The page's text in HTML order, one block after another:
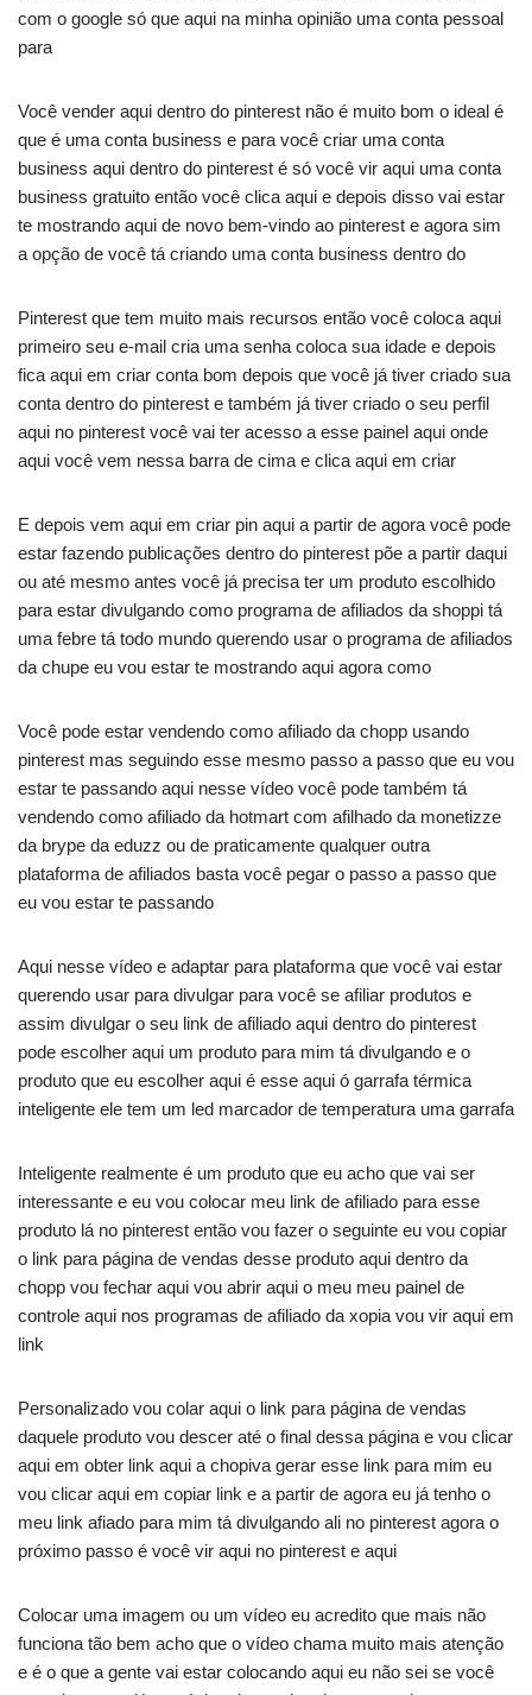
com o google só que aqui na minha opinião uma conta pessoal
para
Você vender aqui dentro do pinterest não é muito bom o ideal é
que é uma conta business e para você criar uma conta
business aqui dentro do pinterest é só você vir aqui uma conta
business gratuito então você clica aqui e depois disso vai estar
te mostrando aqui de novo bem-vindo ao pinterest e agora sim
a opção de você tá criando uma conta business dentro do
Pinterest que tem muito mais recursos então você coloca aqui
primeiro seu e-mail cria uma senha coloca sua idade e depois
fica aqui em criar conta bom depois que você já tiver criado sua
conta dentro do pinterest e também já tiver criado o seu perfil
aqui no pinterest você vai ter acesso a esse painel aqui onde
aqui você vem nessa barra de cima e clica aqui em criar
E depois vem aqui em criar pin aqui a partir de agora você pode
estar fazendo publicações dentro do pinterest põe a partir daqui
ou até mesmo antes você já precisa ter um produto escolhido
para estar divulgando como programa de afiliados da shoppi tá
uma febre tá todo mundo querendo usar o programa de afiliados
da chupe eu vou estar te mostrando aqui agora como
Você pode estar vendendo como afiliado da chopp usando
pinterest mas seguindo esse mesmo passo a passo que eu vou
estar te passando aqui nesse vídeo você pode também tá
vendendo como afiliado da hotmart com afilhado da monetizze
da brype da eduzz ou de praticamente qualquer outra
plataforma de afiliados basta você pegar o passo a passo que
eu vou estar te passando
Aqui nesse vídeo e adaptar para plataforma que você vai estar
querendo usar para divulgar para você se afiliar produtos e
assim divulgar o seu link de afiliado aqui dentro do pinterest
pode escolher aqui um produto para mim tá divulgando e o
produto que eu escolher aqui é esse aqui ó garrafa térmica
inteligente ele tem um led marcador de temperatura uma garrafa
Inteligente realmente é um produto que eu acho que vai ser
interessante e eu vou colocar meu link de afiliado para esse
produto lá no pinterest então vou fazer o seguinte eu vou copiar
o link para página de vendas desse produto aqui dentro da
chopp vou fechar aqui vou abrir aqui o meu meu painel de
controle aqui nos programas de afiliado da xopia vou vir aqui em
link
Personalizado vou colar aqui o link para página de vendas
daquele produto vou descer até o final dessa página e vou clicar
aqui em obter link aqui a chopiva gerar esse link para mim eu
vou clicar aqui em copiar link e a partir de agora eu já tenho o
meu link afiado para mim tá divulgando ali no pinterest agora o
próximo passo é você vir aqui no pinterest e aqui
Colocar uma imagem ou um vídeo eu acredito que mais não
funciona tão bem acho que o vídeo chama muito mais atenção
e é o que a gente vai estar colocando aqui eu não sei se você